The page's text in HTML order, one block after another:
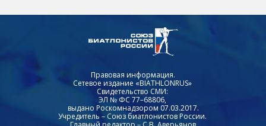
Правовая информация.
Сетевое издание «BIATHLONRUS»
Свидетельство СМИ:
ЭЛ № ФС 77–68806,
выдано Роскомнадзором 07.03.2017.
Учредитель – Союз биатлонистов России.